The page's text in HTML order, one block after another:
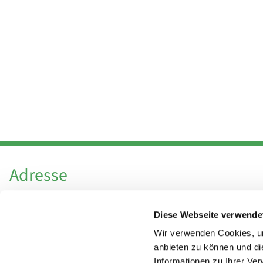
Diese Webseite
Wir verwenden Cookies,
anbieten zu können und
Adresse
Hl. Theresa von Avila Berlin Nordost
Leitender Pfarrer - Norbert Pomplun